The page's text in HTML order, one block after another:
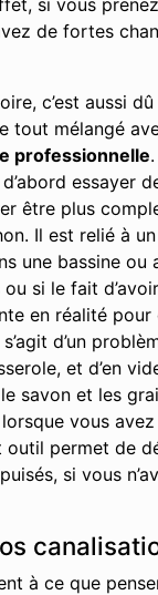
si vous
de fortes
c’est aussi
tout mélangé
professionnelle
essayer
être plus
Il est relié à un
une bassine ou
si le fait
en réalité
d’un
et d’en
savon et les
vous avez
outil permet de
si vous
à ce que